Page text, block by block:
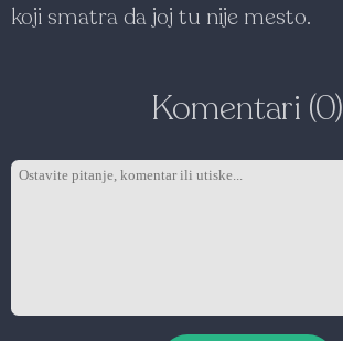
koji smatra da joj tu nije mesto.
Komentari (0)